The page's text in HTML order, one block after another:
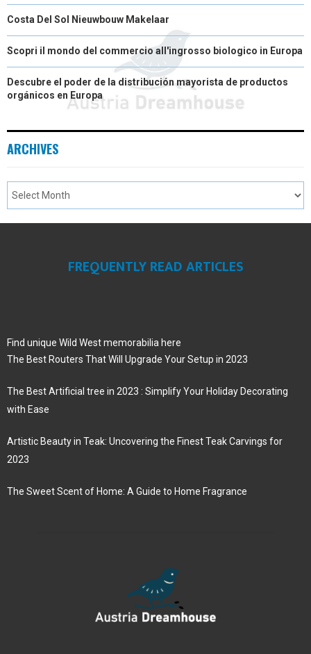
Costa Del Sol Nieuwbouw Makelaar
Scopri il mondo del commercio all'ingrosso biologico in Europa
Descubre el poder de la distribución mayorista de productos
orgánicos en Europa
ARCHIVES
FREQUENTLY READ ARTICLES
Find unique Wild West memorabilia here
The Best Routers That Will Upgrade Your Setup in 2023
The Best Artificial tree in 2023 : Simplify Your Holiday Decorating
with Ease
Artistic Beauty in Teak: Uncovering the Finest Teak Carvings for
2023
The Sweet Scent of Home: A Guide to Home Fragrance